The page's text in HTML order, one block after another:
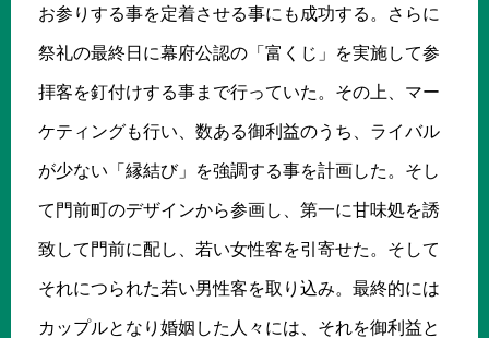
お参りする事を定着させる事にも成功する。さらに
祭礼の最終日に幕府公認の「富くじ」を実施して参
拝客を釘付けする事まで行っていた。その上、マー
ケティングも行い、数ある御利益のうち、ライバル
が少ない「縁結び」を強調する事を計画した。そし
て門前町のデザインから参画し、第一に甘味処を誘
致して門前に配し、若い女性客を引寄せた。そして
それにつられた若い男性客を取り込み。最終的には
カップルとなり婚姻した人々には、それを御利益と